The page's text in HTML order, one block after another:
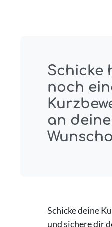
Schicke
noch
an deine
Schicke deine
und sichere dir